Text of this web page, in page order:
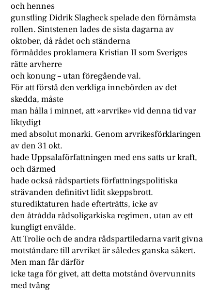
och hennes
gunstling Didrik Slagheck spelade den förnämsta
rollen. Sintstenen lades de sista dagarna av
oktober, då rådet och ständerna
förmåddes proklamera Kristian II som Sveriges
rätte arvherre
och konung – utan föregående val.
För att förstå den verkliga innebörden av det
skedda, måste
man hålla i minnet, att »arvrike» vid denna tid var
liktydigt
med absolut monarki. Genom arvrikesförklaringen
av den 31 okt.
hade Uppsalaförfattningen med ens satts ur kraft,
och därmed
hade också rådspartiets författningspolitiska
strävanden definitivt lidit skeppsbrott.
sturediktaturen hade efterträtts, icke av
den åtrådda rådsoligarkiska regimen, utan av ett
kungligt envälde.
Att Trolie och de andra rådspartiledarna varit givna
motståndare till arvriket är således ganska säkert.
Men man får därför
icke taga för givet, att detta motstånd övervunnits
med tvång